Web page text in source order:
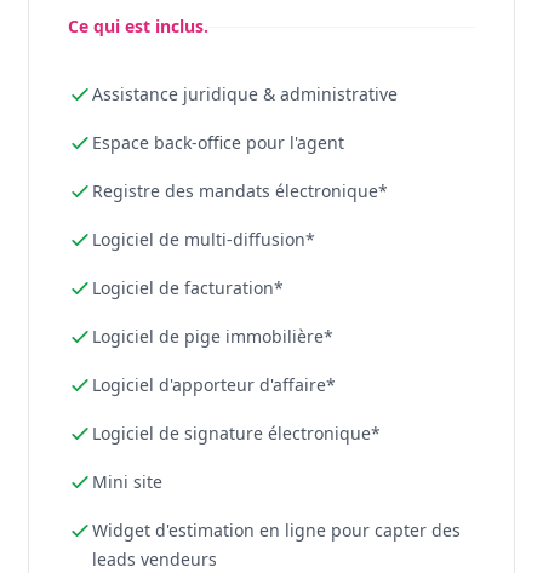
Ce qui est inclus.
Assistance juridique & administrative
Espace back-office pour l'agent
Registre des mandats électronique*
Logiciel de multi-diffusion*
Logiciel de facturation*
Logiciel de pige immobilière*
Logiciel d'apporteur d'affaire*
Logiciel de signature électronique*
Mini site
Widget d'estimation en ligne pour capter des
leads vendeurs